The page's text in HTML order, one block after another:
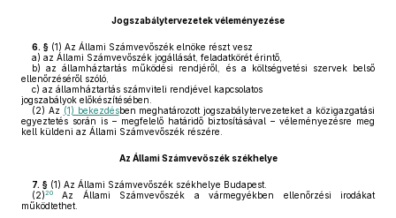
Jogszabálytervezetek véleményezése
6. § (1) Az Állami Számvevőszék elnöke részt vesz
a) az Állami Számvevőszék jogállását, feladatkörét érintő,
b) az államháztartás működési rendjéről, és a költségvetési szervek belső
ellenőrzéséről szóló,
c) az államháztartás számviteli rendjével kapcsolatos
jogszabályok előkészítésében.
(2) Az (1) bekezdésben meghatározott jogszabálytervezeteket a közigazgatási
egyeztetés során is – megfelelő határidő biztosításával – véleményezésre meg
kell küldeni az Állami Számvevőszék részére.
Az Állami Számvevőszék székhelye
7. § (1) Az Állami Számvevőszék székhelye Budapest.
(2)20
Az Állami Számvevőszék a vármegyékben ellenőrzési irodákat
működtethet.